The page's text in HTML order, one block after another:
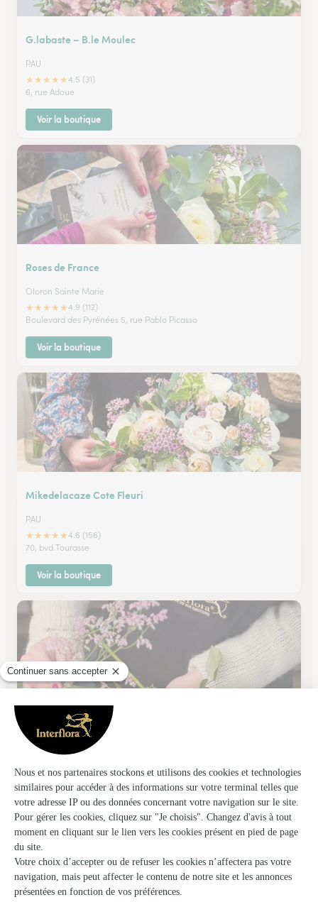
G.labaste – B.le Moulec
PAU
★★★★★4.5 (31)
6, rue Adoue
Voir la boutique
Roses de France
Oloron Sainte Marie
★★★★★4.9 (112)
Boulevard des Pyrénées 5, rue Pablo Picasso
Voir la boutique
Mikedelacaze Cote Fleuri
PAU
★★★★★4.6 (156)
70, bvd Tourasse
Voir la boutique
Monceau Fleurs
PAU
150 avenue Alfred Nobel
Voir la boutique